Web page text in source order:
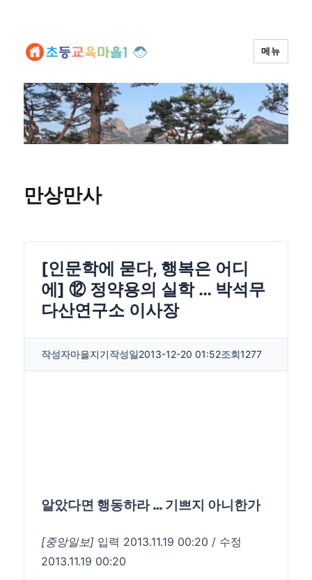
메뉴
만상만사
[인문학에 묻다, 행복은 어디
에] ⑫ 정약용의 실학 … 박석무
다산연구소 이사장
작성자마을지기작성일2013-12-20 01:52조회1277
알았다면 행동하라 … 기쁘지 아니한가
[중앙일보] 입력 2013.11.19 00:20 / 수정
2013.11.19 00:20